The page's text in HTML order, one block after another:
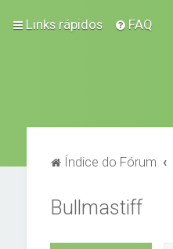
Links rápidos FAQ
Índice do Fórum
Bullmastiff